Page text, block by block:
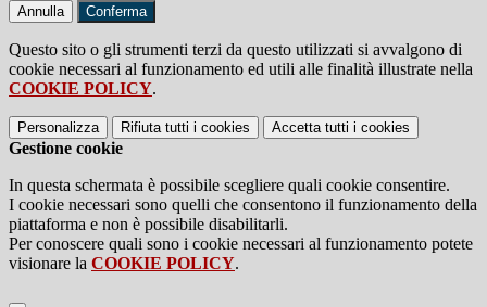
Annulla Conferma
Questo sito o gli strumenti terzi da questo utilizzati si avvalgono di
cookie necessari al funzionamento ed utili alle finalità illustrate nella
COOKIE POLICY.
Personalizza Rifiuta tutti i cookies Accetta tutti i cookies
Gestione cookie
In questa schermata è possibile scegliere quali cookie consentire.
I cookie necessari sono quelli che consentono il funzionamento della
piattaforma e non è possibile disabilitarli.
Per conoscere quali sono i cookie necessari al funzionamento potete
visionare la COOKIE POLICY.